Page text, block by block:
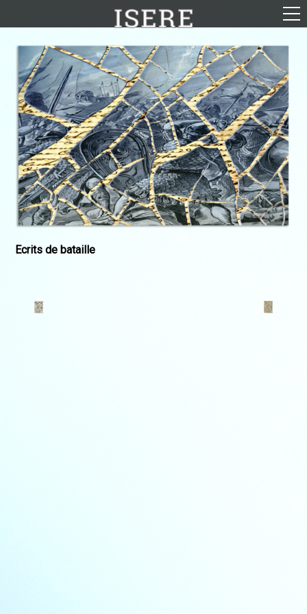
English (US)
Français
Portrait
Parcours
Galerie
Photomontages
Contact
Téléchargements
Ecrits de bataille